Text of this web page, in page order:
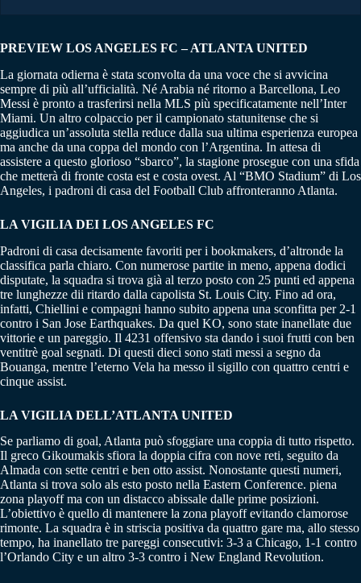
PREVIEW LOS ANGELES FC – ATLANTA UNITED
La giornata odierna è stata sconvolta da una voce che si avvicina
sempre di più all’ufficialità. Né Arabia né ritorno a Barcellona, Leo
Messi è pronto a trasferirsi nella MLS più specificatamente nell’Inter
Miami. Un altro colpaccio per il campionato statunitense che si
aggiudica un’assoluta stella reduce dalla sua ultima esperienza europea
ma anche da una coppa del mondo con l’Argentina. In attesa di
assistere a questo glorioso “sbarco”, la stagione prosegue con una sfida
che metterà di fronte costa est e costa ovest. Al “BMO Stadium” di Los
Angeles, i padroni di casa del Football Club affronteranno Atlanta.
LA VIGILIA DEI LOS ANGELES FC
Padroni di casa decisamente favoriti per i bookmakers, d’altronde la
classifica parla chiaro. Con numerose partite in meno, appena dodici
disputate, la squadra si trova già al terzo posto con 25 punti ed appena
tre lunghezze dii ritardo dalla capolista St. Louis City. Fino ad ora,
infatti, Chiellini e compagni hanno subito appena una sconfitta per 2-1
contro i San Jose Earthquakes. Da quel KO, sono state inanellate due
vittorie e un pareggio. Il 4231 offensivo sta dando i suoi frutti con ben
ventitrè goal segnati. Di questi dieci sono stati messi a segno da
Bouanga, mentre l’eterno Vela ha messo il sigillo con quattro centri e
cinque assist.
LA VIGILIA DELL’ATLANTA UNITED
Se parliamo di goal, Atlanta può sfoggiare una coppia di tutto rispetto.
Il greco Gikoumakis sfiora la doppia cifra con nove reti, seguito da
Almada con sette centri e ben otto assist. Nonostante questi numeri,
Atlanta si trova solo als esto posto nella Eastern Conference. piena
zona playoff ma con un distacco abissale dalle prime posizioni.
L’obiettivo è quello di mantenere la zona playoff evitando clamorose
rimonte. La squadra è in striscia positiva da quattro gare ma, allo stesso
tempo, ha inanellato tre pareggi consecutivi: 3-3 a Chicago, 1-1 contro
l’Orlando City e un altro 3-3 contro i New England Revolution.